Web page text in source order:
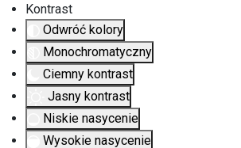
Kontrast
Odwróć kolory
Monochromatyczny
Ciemny kontrast
Jasny kontrast
Niskie nasycenie
Wysokie nasycenie